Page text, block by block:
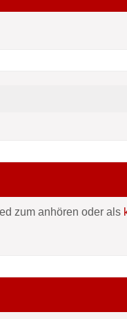
zum anhören oder als